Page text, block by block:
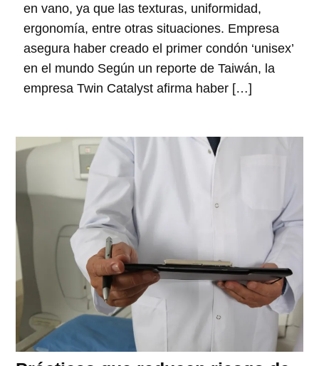
en vano, ya que las texturas, uniformidad,
ergonomía, entre otras situaciones. Empresa
asegura haber creado el primer condón ‘unisex’
en el mundo Según un reporte de Taiwán, la
empresa Twin Catalyst afirma haber […]